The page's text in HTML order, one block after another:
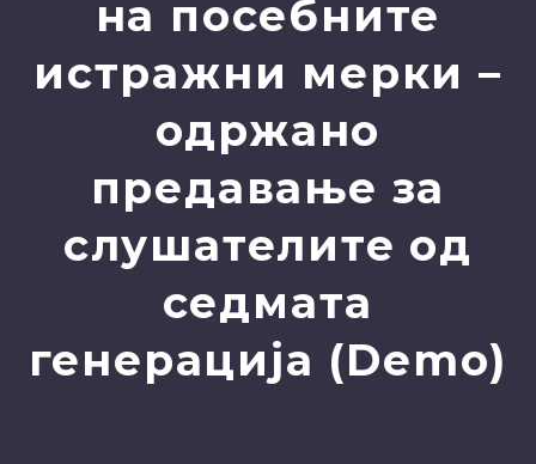
на посебните
истражни мерки –
одржано
предавање за
слушателите од
седмата
генерација (Demo)